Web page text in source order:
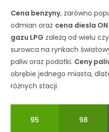
Cena benzyny, zarówno
odmian oraz cena diesla ON
gazu LPG zależą od wielu
surowca na rynkach
paliw oraz podatki. Ceny
obrębie jednego miasta,
różnych stacji.
95 98